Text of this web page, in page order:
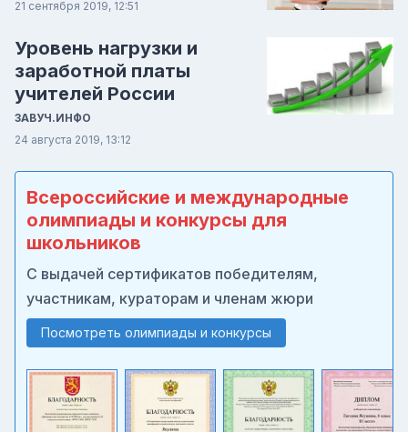
21 сентября 2019, 12:51
Уровень нагрузки и
заработной платы
учителей России
ЗАВУЧ.ИНФО
24 августа 2019, 13:12
Всероссийские и международные
олимпиады и конкурсы для
школьников
С выдачей сертификатов победителям,
участникам, кураторам и членам жюри
Посмотреть олимпиады и конкурсы